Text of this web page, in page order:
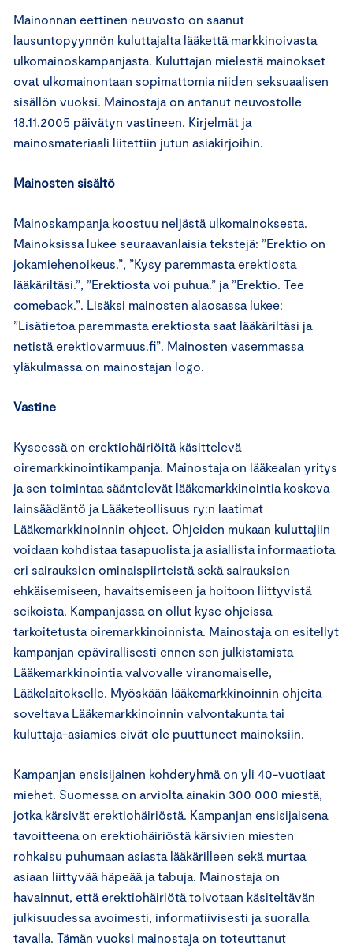
Mainonnan eettinen neuvosto on saanut
lausuntopyynnön kuluttajalta lääkettä markkinoivasta
ulkomainoskampanjasta. Kuluttajan mielestä mainokset
ovat ulkomainontaan sopimattomia niiden seksuaalisen
sisällön vuoksi. Mainostaja on antanut neuvostolle
18.11.2005 päivätyn vastineen. Kirjelmät ja
mainosmateriaali liitettiin jutun asiakirjoihin.
Mainosten sisältö
Mainoskampanja koostuu neljästä ulkomainoksesta.
Mainoksissa lukee seuraavanlaisia tekstejä: ”Erektio on
jokamiehenoikeus.”, ”Kysy paremmasta erektiosta
lääkäriltäsi.”, ”Erektiosta voi puhua.” ja ”Erektio. Tee
comeback.”. Lisäksi mainosten alaosassa lukee:
”Lisätietoa paremmasta erektiosta saat lääkäriltäsi ja
netistä erektiovarmuus.fi”. Mainosten vasemmassa
yläkulmassa on mainostajan logo.
Vastine
Kyseessä on erektiohäiriöitä käsittelevä
oiremarkkinointikampanja. Mainostaja on lääkealan yritys
ja sen toimintaa sääntelevät lääkemarkkinointia koskeva
lainsäädäntö ja Lääketeollisuus ry:n laatimat
Lääkemarkkinoinnin ohjeet. Ohjeiden mukaan kuluttajiin
voidaan kohdistaa tasapuolista ja asiallista informaatiota
eri sairauksien ominaispiirteistä sekä sairauksien
ehkäisemiseen, havaitsemiseen ja hoitoon liittyvistä
seikoista. Kampanjassa on ollut kyse ohjeissa
tarkoitetusta oiremarkkinoinnista. Mainostaja on esitellyt
kampanjan epävirallisesti ennen sen julkistamista
Lääkemarkkinointia valvovalle viranomaiselle,
Lääkelaitokselle. Myöskään lääkemarkkinoinnin ohjeita
soveltava Lääkemarkkinoinnin valvontakunta tai
kuluttaja-asiamies eivät ole puuttuneet mainoksiin.
Kampanjan ensisijainen kohderyhmä on yli 40-vuotiaat
miehet. Suomessa on arviolta ainakin 300 000 miestä,
jotka kärsivät erektiohäiriöstä. Kampanjan ensisijaisena
tavoitteena on erektiohäiriöstä kärsivien miesten
rohkaisu puhumaan asiasta lääkärilleen sekä murtaa
asiaan liittyvää häpeää ja tabuja. Mainostaja on
havainnut, että erektiohäiriötä toivotaan käsiteltävän
julkisuudessa avoimesti, informatiivisesti ja suoralla
tavalla. Tämän vuoksi mainostaja on toteuttanut